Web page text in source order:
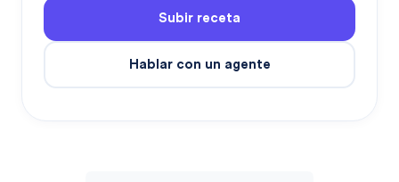
Subir receta
Hablar con un agente